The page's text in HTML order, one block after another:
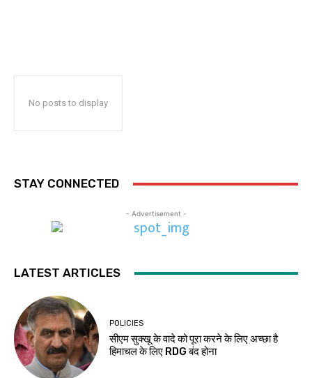
No posts to display
STAY CONNECTED
- Advertisement -
LATEST ARTICLES
POLICIES
सीएम सुक्खू के वादे को पूरा करने के लिए अच्छा है
हिमाचल के लिए RDG बंद होना